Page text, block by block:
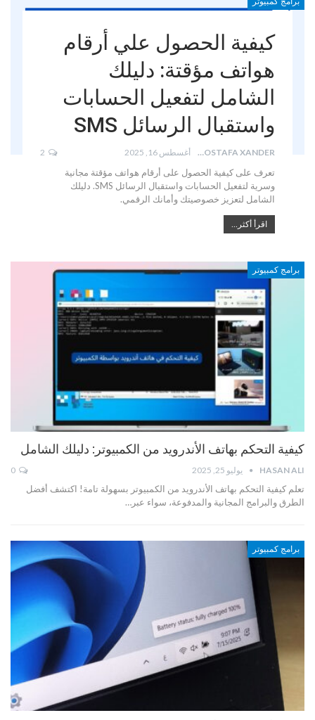
كيفية الحصول علي أرقام
هواتف مؤقتة: دليلك
الشامل لتفعيل الحسابات
واستقبال الرسائل SMS
MOSTAFA XANDER أغسطس 16, 2025
تعرف على كيفية الحصول على أرقام هواتف مؤقتة مجانية
وسرية لتفعيل الحسابات واستقبال الرسائل SMS. دليلك
الشامل لتعزيز خصوصيتك وأمانك الرقمي.
اقرأ أكثر...
برامج كمبيوتر
كيفية التحكم بهاتف الأندرويد من الكمبيوتر: دليلك الشامل
HASAN ALI يوليو 25, 2025
تعلم كيفية التحكم بهاتف الأندرويد من الكمبيوتر بسهولة تامة! اكتشف أفضل
الطرق والبرامج المجانية والمدفوعة، سواء عبر…
برامج كمبيوتر